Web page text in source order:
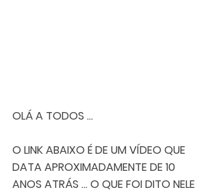
OLÁ A TODOS ...
O LINK ABAIXO É DE UM VÍDEO QUE
DATA APROXIMADAMENTE DE 10
ANOS ATRÁS ... O QUE FOI DITO NELE